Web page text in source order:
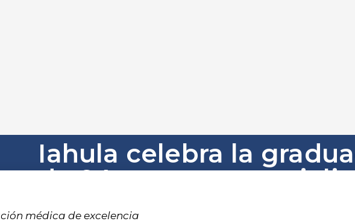
Iahula celebra la
de 94 nuevos
médica de excelencia